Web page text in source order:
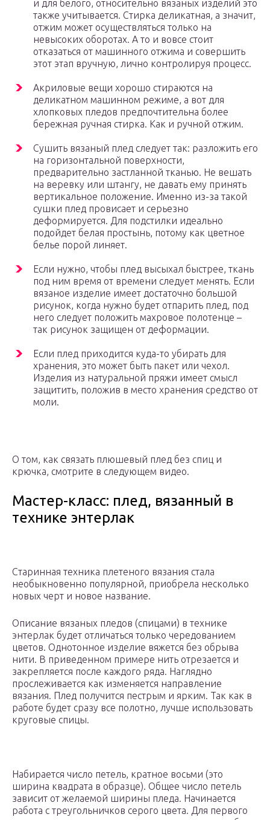
и для белого, относительно вязаных изделий это
также учитывается. Стирка деликатная, а значит,
отжим может осуществляться только на
невысоких оборотах. А то и вовсе стоит
отказаться от машинного отжима и совершить
этот этап вручную, лично контролируя процесс.
Акриловые вещи хорошо стираются на
деликатном машинном режиме, а вот для
хлопковых пледов предпочтительна более
бережная ручная стирка. Как и ручной отжим.
Сушить вязаный плед следует так: разложить его
на горизонтальной поверхности,
предварительно застланной тканью. Не вешать
на веревку или штангу, не давать ему принять
вертикальное положение. Именно из-за такой
сушки плед провисает и серьезно
деформируется. Для подстилки идеально
подойдет белая простынь, потому как цветное
белье порой линяет.
Если нужно, чтобы плед высыхал быстрее, ткань
под ним время от времени следует менять. Если
вязаное изделие имеет достаточно большой
рисунок, когда нужно будет отпарить плед, под
него следует положить махровое полотенце –
так рисунок защищен от деформации.
Если плед приходится куда-то убирать для
хранения, это может быть пакет или чехол.
Изделия из натуральной пряжи имеет смысл
защитить, положив в место хранения средство от
моли.
О том, как связать плюшевый плед без спиц и
крючка, смотрите в следующем видео.
Мастер-класс: плед, вязанный в
технике энтерлак
Старинная техника плетеного вязания стала
необыкновенно популярной, приобрела несколько
новых черт и новое название.
Описание вязаных пледов (спицами) в технике
энтерлак будет отличаться только чередованием
цветов. Однотонное изделие вяжется без обрыва
нити. В приведенном примере нить отрезается и
закрепляется после каждого ряда. Наглядно
прослеживается как изменяется направление
вязания. Плед получится пестрым и ярким. Так как в
работе будет сразу все полотно, лучше использовать
круговые спицы.
Набирается число петель, кратное восьми (это
ширина квадрата в образце). Общее число петель
зависит от желаемой ширины пледа. Начинается
работа с треугольничков серого цвета. Для первого